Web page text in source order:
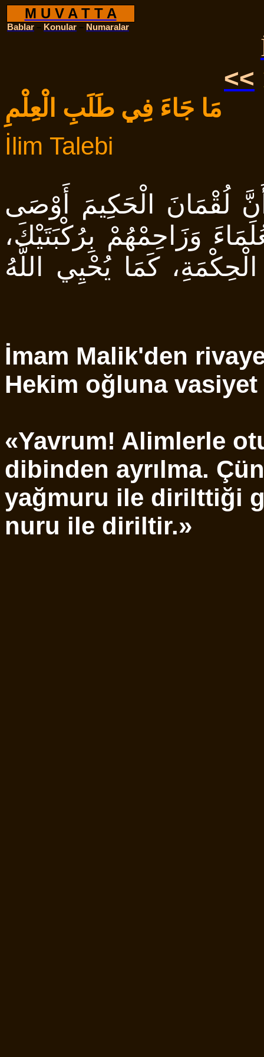
M U V A T T A
Bablar – Konular – Numaralar
<<
مَا جَاءَ فِي طَلَبِ الْعِلْمِ
İlim Talebi
لُقْمَانَ الْحَكِيمَ أَوْصَى
وَزَاحِمْهُمْ بِرُكْبَتَيْكَ،
كَمَا يُحْيِي اللَّهُ
İmam Malik'den
Hekim oğluna
«Yavrum! Alimlerle
dibinden ayrılma.
yağmuru ile dirilttiği
nuru ile diriltir.»